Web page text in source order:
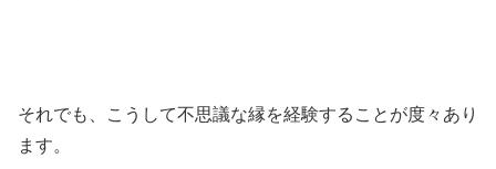
それでも、こうして不思議な縁を経験することが度々あり
ます。